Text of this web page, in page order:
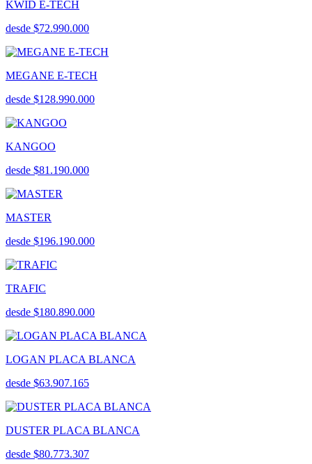
KWID E-TECH
desde $72.990.000
MEGANE E-TECH
desde $128.990.000
KANGOO
desde $81.190.000
MASTER
desde $196.190.000
TRAFIC
desde $180.890.000
LOGAN PLACA BLANCA
desde $63.907.165
DUSTER PLACA BLANCA
desde $80.773.307